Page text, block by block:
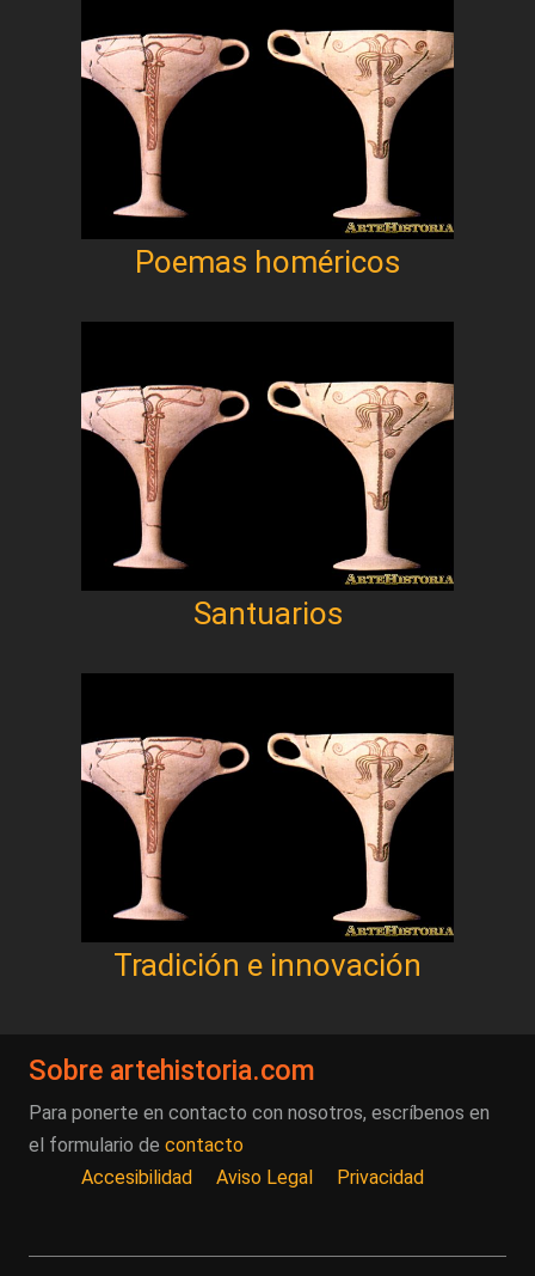
Poemas homéricos
Santuarios
Tradición e innovación
Sobre artehistoria.com
Para ponerte en contacto con nosotros, escríbenos en
el formulario de contacto
Accesibilidad
Aviso Legal Privacidad